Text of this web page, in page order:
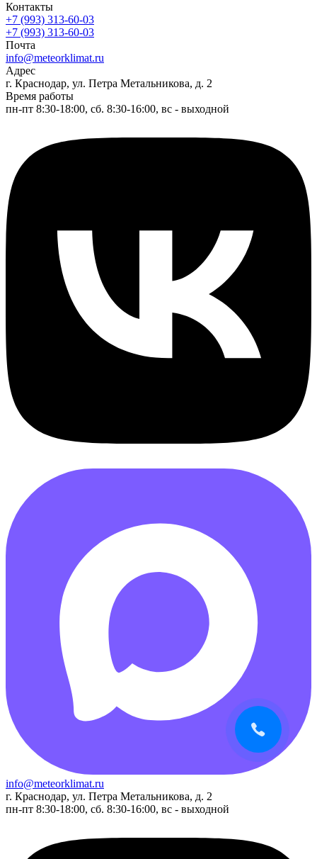
Контакты
+7 (993) 313-60-03
+7 (993) 313-60-03
Почта
info@meteorklimat.ru
Адрес
г. Краснодар, ул. Петра Метальникова, д. 2
Время работы
пн-пт 8:30-18:00, сб. 8:30-16:00, вс - выходной
info@meteorklimat.ru
г. Краснодар, ул. Петра Метальникова, д. 2
пн-пт 8:30-18:00, сб. 8:30-16:00, вс - выходной